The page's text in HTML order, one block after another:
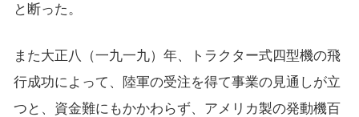
と断った。
また大正八（一九一九）年、トラクター式四型機の飛
行成功によって、陸軍の受注を得て事業の見通しが立
つと、資金難にもかかわらず、アメリカ製の発動機百